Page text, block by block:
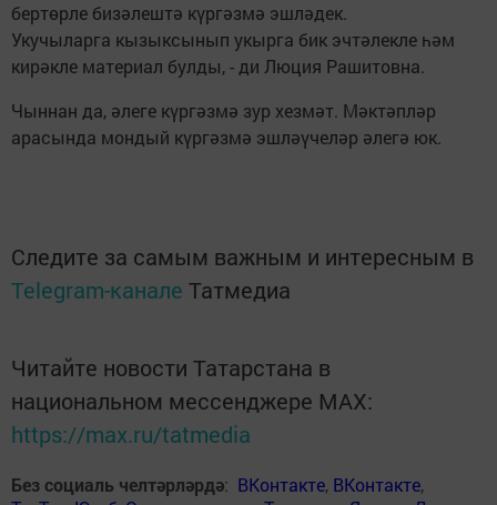
бертөрле бизәлештә күргәзмә эшләдек.
Укучыларга кызыксынып укырга бик эчтәлекле һәм
кирәкле материал булды, - ди Люция Рашитовна.
Чыннан да, әлеге күргәзмә зур хезмәт. Мәктәпләр
арасында мондый күргәзмә эшләүчеләр әлегә юк.
Следите за самым важным и интересным в
Telegram-канале Татмедиа
Читайте новости Татарстана в
национальном мессенджере MАХ:
https://max.ru/tatmedia
Без социаль челтәрләрдә: ВКонтакте, ВКонтакте,